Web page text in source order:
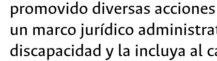
promovido diversas
un marco jurídico
discapacidad y la incluya al